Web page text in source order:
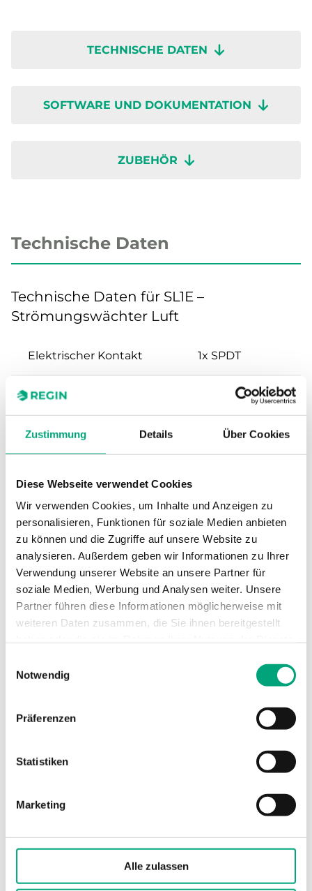
Zustimmung Details Über Cookies
Diese Webseite verwendet Cookies
Wir verwenden Cookies, um Inhalte und Anzeigen zu
personalisieren, Funktionen für soziale Medien anbieten
zu können und die Zugriffe auf unsere Website zu
analysieren. Außerdem geben wir Informationen zu Ihrer
Verwendung unserer Website an unsere Partner für
soziale Medien, Werbung und Analysen weiter. Unsere
Partner führen diese Informationen möglicherweise mit
weiteren Daten zusammen, die Sie ihnen bereitgestellt
Notwendig
Präferenzen
Statistiken
Marketing
Alle zulassen
TECHNISCHE DATEN
SOFTWARE UND DOKUMENTATION
ZUBEHÖR
Technische Daten
Technische Daten für SL1E –
Strömungswächter Luft
Elektrischer Kontakt 1x SPDT
Schaltleistung
15 (8) A, 24...250
Schutzart
Umgebungsfeuchte
(nicht kondensierend)
10…90 % RH
Umgebungstemperatur -40…85 °C
Montage Kanal
Verpackung
Medien
Luft oder nicht
aggressive
(PC)